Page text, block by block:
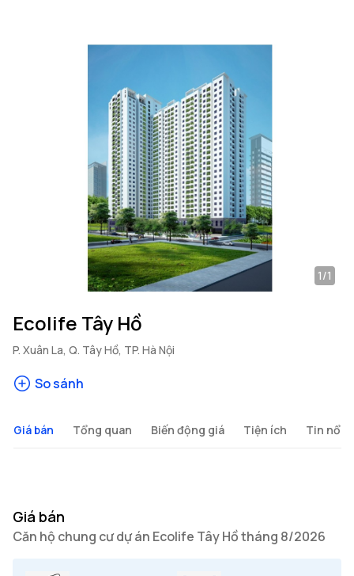
1/1
Ecolife Tây Hồ
So sánh
P. Xuân La, Q. Tây Hồ, TP. Hà Nội
Giá bán Tổng quan Biến động giá Tiện ích Tin nổi
Giá bán
Căn hộ chung cư dự án Ecolife Tây Hồ tháng 8/2026